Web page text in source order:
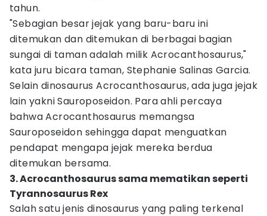
tahun.
"Sebagian besar jejak yang baru-baru ini
ditemukan dan ditemukan di berbagai bagian
sungai di taman adalah milik Acrocanthosaurus,"
kata juru bicara taman, Stephanie Salinas Garcia.
Selain dinosaurus Acrocanthosaurus, ada juga jejak
lain yakni Sauroposeidon. Para ahli percaya
bahwa Acrocanthosaurus memangsa
Sauroposeidon sehingga dapat menguatkan
pendapat mengapa jejak mereka berdua
ditemukan bersama.
3. Acrocanthosaurus sama mematikan seperti
Tyrannosaurus Rex
Salah satu jenis dinosaurus yang paling terkenal